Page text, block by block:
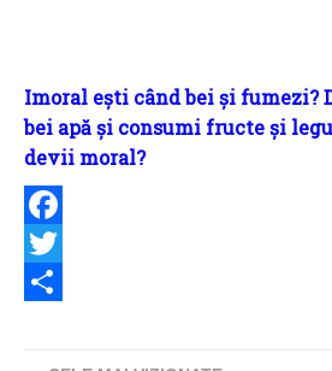
Imoral ești când bei și fumezi?
bei apă și consumi fructe și
devii moral?
Facebook
Twitter